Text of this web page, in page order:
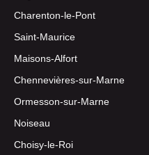
Charenton-le-Pont
Saint-Maurice
Maisons-Alfort
Chennevières-sur-Marne
Ormesson-sur-Marne
Noiseau
Choisy-le-Roi